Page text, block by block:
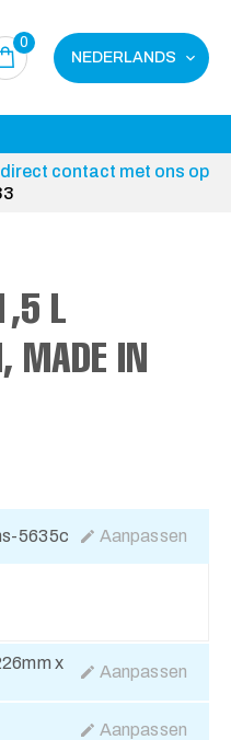
0
NEDERLANDS
contact met ons op
L
MADE IN
5635c Aanpassen
x
Aanpassen
Aanpassen